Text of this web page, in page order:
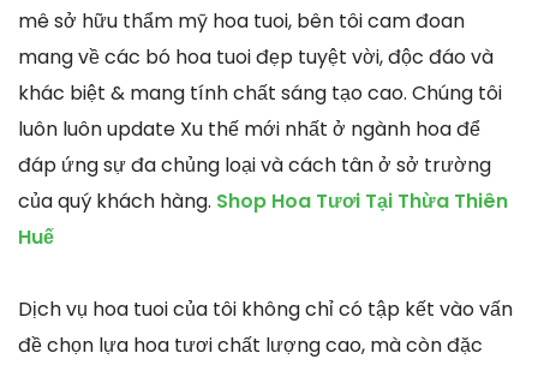
mê sở hữu thẩm mỹ hoa tuoi, bên tôi cam đoan
mang về các bó hoa tuoi đẹp tuyệt vời, độc đáo và
khác biệt & mang tính chất sáng tạo cao. Chúng tôi
luôn luôn update Xu thế mới nhất ở ngành hoa để
đáp ứng sự đa chủng loại và cách tân ở sở trường
của quý khách hàng. Shop Hoa Tươi Tại Thừa Thiên
Huế
Dịch vụ hoa tuoi của tôi không chỉ có tập kết vào vấn
đề chọn lựa hoa tươi chất lượng cao, mà còn đặc